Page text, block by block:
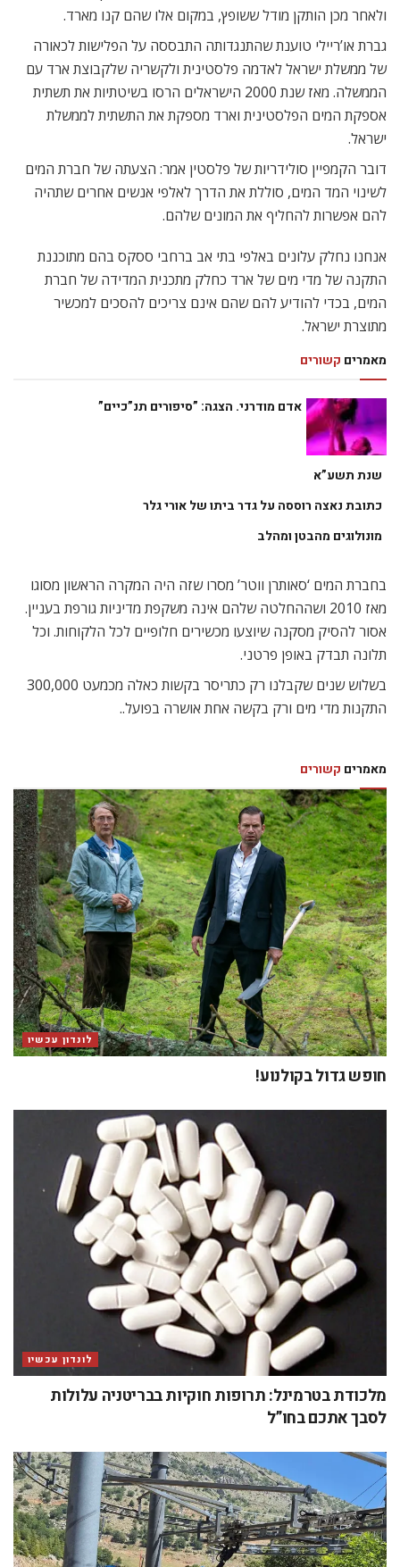
ולאחר מכן הותקן מודל ששופץ, במקום אלו שהם קנו מארד.
גברת או’ריילי טוענת שהתנגדותה התבססה על הפלישות לכאורה
של ממשלת ישראל לאדמה פלסטינית ולקשריה שלקבוצת ארד עם
הממשלה. מאז שנת 2000 הישראלים הרסו בשיטתיות את תשתית
אספקת המים הפלסטינית וארד מספקת את התשתית לממשלת
ישראל.
דובר הקמפיין סולידריות של פלסטין אמר: הצעתה של חברת המים
לשינוי המד המים, סוללת את הדרך לאלפי אנשים אחרים שתהיה
להם אפשרות להחליף את המונים שלהם.
אנחנו נחלק עלונים באלפי בתי אב ברחבי ססקס בהם מתוכננת
התקנה של מדי מים של ארד כחלק מתכנית המדידה של חברת
המים, בכדי להודיע להם שהם אינם צריכים להסכים למכשיר
מתוצרת ישראל.
מאמרים קשורים
אדם מודרני. הצגה: ”סיפורים תנ”כיים”
שנת תשע”א
כתובת נאצה רוססה על גדר ביתו של אורי גלר
מונולוגים מהבטן ומהלב
בחברת המים ‘סאותרן ווטר’ מסרו שזה היה המקרה הראשון מסוגו
מאז 2010 ושההחלטה שלהם אינה משקפת מדיניות גורפת בעניין.
אסור להסיק מסקנה שיוצעו מכשירים חלופיים לכל הלקוחות. וכל
תלונה תבדק באופן פרטני.
בשלוש שנים שקבלנו רק כתריסר בקשות כאלה מכמעט 300,000
התקנות מדי מים ורק בקשה אחת אושרה בפועל..
מאמרים קשורים
לונדון עכשיו
חופש גדול בקולנוע!
לונדון עכשיו
מלכודת בטרמינל: תרופות חוקיות בבריטניה עלולות
לסבך אתכם בחו”ל